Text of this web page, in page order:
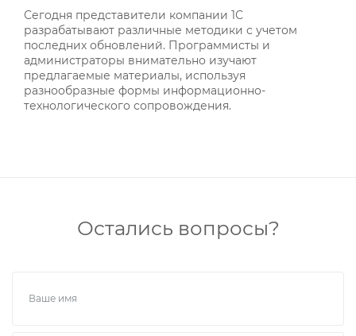
Сегодня представители компании 1С
разрабатывают различные методики с учетом
последних обновлений. Программисты и
администраторы внимательно изучают
предлагаемые материалы, используя
разнообразные формы информационно-
технологического сопровождения.
Остались вопросы?